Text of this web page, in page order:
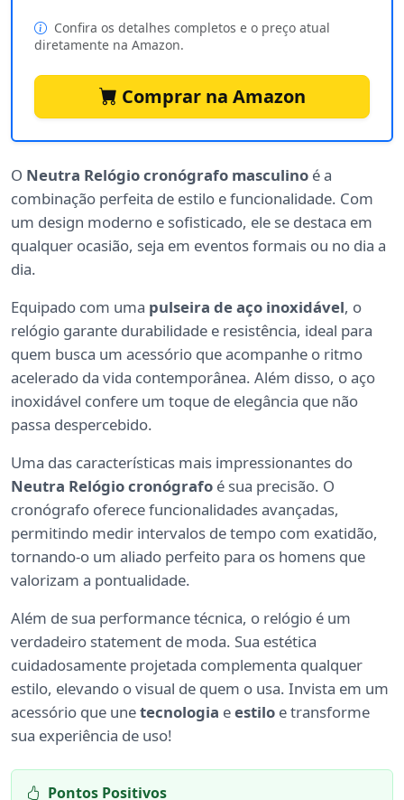
Confira os detalhes completos e o preço atual
diretamente na Amazon.
Comprar na Amazon
O Neutra Relógio cronógrafo masculino é a
combinação perfeita de estilo e funcionalidade. Com
um design moderno e sofisticado, ele se destaca em
qualquer ocasião, seja em eventos formais ou no dia a
dia.
Equipado com uma pulseira de aço inoxidável, o
relógio garante durabilidade e resistência, ideal para
quem busca um acessório que acompanhe o ritmo
acelerado da vida contemporânea. Além disso, o aço
inoxidável confere um toque de elegância que não
passa despercebido.
Uma das características mais impressionantes do
Neutra Relógio cronógrafo é sua precisão. O
cronógrafo oferece funcionalidades avançadas,
permitindo medir intervalos de tempo com exatidão,
tornando-o um aliado perfeito para os homens que
valorizam a pontualidade.
Além de sua performance técnica, o relógio é um
verdadeiro statement de moda. Sua estética
cuidadosamente projetada complementa qualquer
estilo, elevando o visual de quem o usa. Invista em um
acessório que unetecnologia eestilo e transforme
sua experiência de uso!
Pontos Positivos